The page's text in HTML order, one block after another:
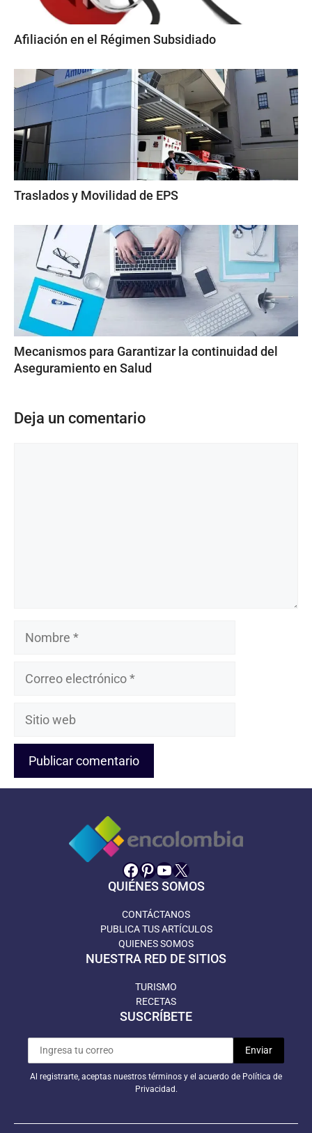
Afiliación en el Régimen Subsidiado
Traslados y Movilidad de EPS
Mecanismos para Garantizar la continuidad del
Aseguramiento en Salud
Deja un comentario
Nombre
Sitio
Facebook
Pinterest
YouTube
X
QUIÉNES SOMOS
CONTÁCTANOS
PUBLICA TUS ARTÍCULOS
QUIENES SOMOS
NUESTRA RED DE SITIOS
TURISMO
RECETAS
SUSCRÍBETE
Al registrarte, aceptas nuestros términos y el acuerdo de Política de
Privacidad.